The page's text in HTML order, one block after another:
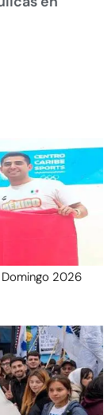
2026